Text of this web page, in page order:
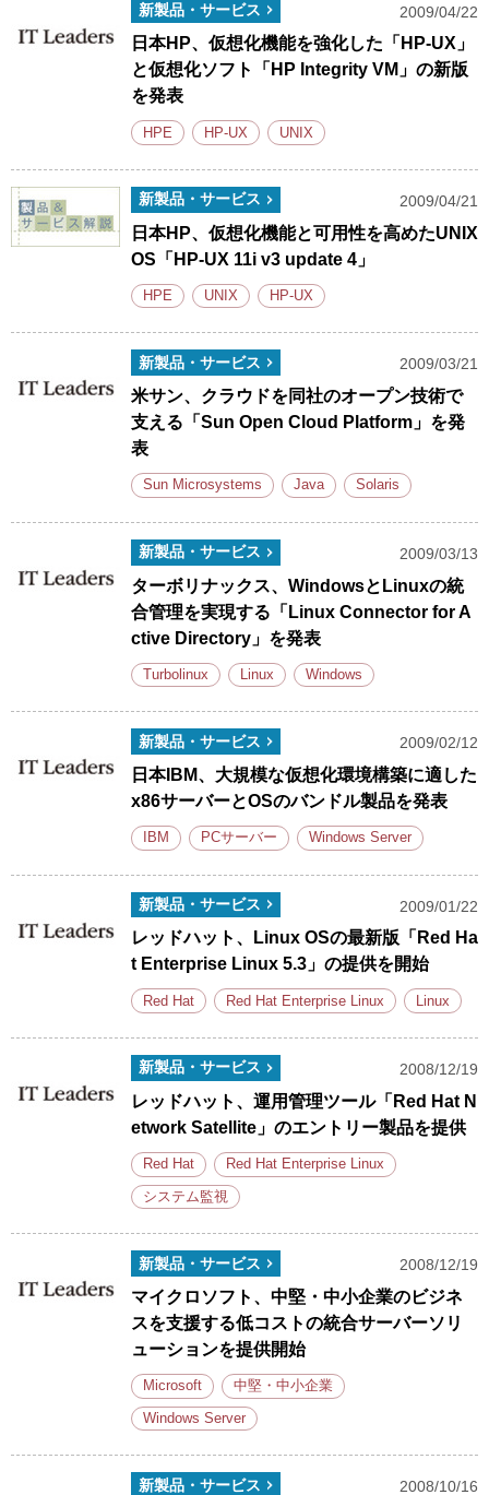
新製品・サービス 2009/04/22
日本HP、仮想化機能を強化した「HP-UX」
と仮想化ソフト「HP Integrity VM」の新版
を発表
HPE HP-UX UNIX
新製品・サービス 2009/04/21
日本HP、仮想化機能と可用性を高めたUNIX
OS「HP-UX 11i v3 update 4」
HPE UNIX HP-UX
新製品・サービス 2009/03/21
米サン、クラウドを同社のオープン技術で
支える「Sun Open Cloud Platform」を発
表
Sun Microsystems Java Solaris
新製品・サービス 2009/03/13
ターボリナックス、WindowsとLinuxの統
合管理を実現する「Linux Connector for A
ctive Directory」を発表
Turbolinux Linux Windows
新製品・サービス 2009/02/12
日本IBM、大規模な仮想化環境構築に適した
x86サーバーとOSのバンドル製品を発表
IBM PCサーバー Windows Server
新製品・サービス 2009/01/22
レッドハット、Linux OSの最新版「Red Ha
t Enterprise Linux 5.3」の提供を開始
Red Hat Red Hat Enterprise Linux Linux
新製品・サービス 2008/12/19
レッドハット、運用管理ツール「Red Hat N
etwork Satellite」のエントリー製品を提供
Red Hat Red Hat Enterprise Linux
システム監視
新製品・サービス 2008/12/19
マイクロソフト、中堅・中小企業のビジネ
スを支援する低コストの統合サーバーソリ
ューションを提供開始
Microsoft 中堅・中小企業
Windows Server
新製品・サービス 2008/10/16